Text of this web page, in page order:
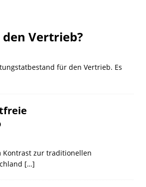
Vertrieb?
für den Vertrieb. Es
Kontrast zur traditionellen
[…]